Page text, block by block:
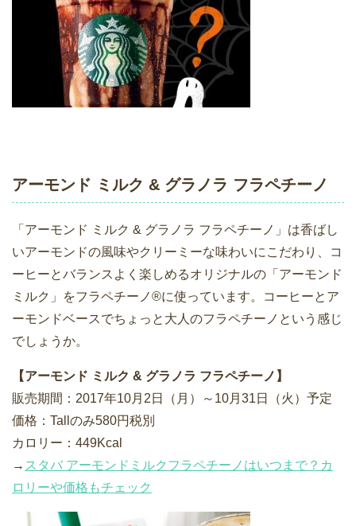
アーモンド ミルク & グラノラ フラペチーノ
「アーモンド ミルク & グラノラ フラペチーノ」は香ばし
いアーモンドの風味やクリーミーな味わいにこだわり、コ
ーヒーとバランスよく楽しめるオリジナルの「アーモンド
ミルク」をフラペチーノ®に使っています。コーヒーとア
ーモンドベースでちょっと大人のフラペチーノという感じ
でしょうか。
【アーモンド ミルク & グラノラ フラペチーノ】
販売期間：2017年10月2日（月）～10月31日（火）予定
価格：Tallのみ580円税別
カロリー：449Kcal
→ スタバ アーモンドミルクフラペチーノはいつまで？カ
ロリーや価格もチェック